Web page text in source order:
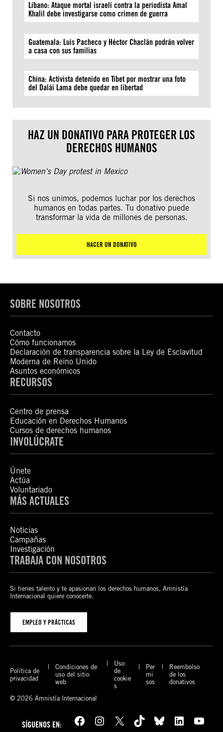
Líbano: Ataque mortal israelí contra la periodista Amal
Khalil debe investigarse como crimen de guerra
Guatemala: Luis Pacheco y Héctor Chaclán podrán volver
a casa con sus familias
China: Activista detenido en Tíbet por mostrar una foto
del Dalái Lama debe quedar en libertad
HAZ UN DONATIVO PARA PROTEGER LOS
DERECHOS HUMANOS
Si nos unimos, podemos luchar por los derechos
humanos en todas partes. Tu donativo puede
transformar la vida de millones de personas.
HACER UN DONATIVO
SOBRE NOSOTROS
Contacto
Cómo funcionamos
Declaración de transparencia sobre la Ley de Esclavitud
Moderna de Reino Unido
Asuntos económicos
RECURSOS
Centro de prensa
Educación en Derechos Humanos
Cursos de derechos humanos
INVOLÚCRATE
Únete
Actúa
Voluntariado
MÁS ACTUALES
Noticias
Campañas
Investigación
TRABAJA CON NOSOTROS
Si tienes talento y te apasionan los derechos humanos, Amnistía
Internacional quiere conocerte.
EMPLEO Y PRÁCTICAS
Política de
privacidad
Condiciones de
uso del sitio
web
Uso
de
cookie
s
Per
mi
sos
Reembolso
de los
donativos
© 2026 Amnistía Internacional
SÍGUENOS EN: Facebook Instagram X TikTok Bluesky LinkedIn YouTube